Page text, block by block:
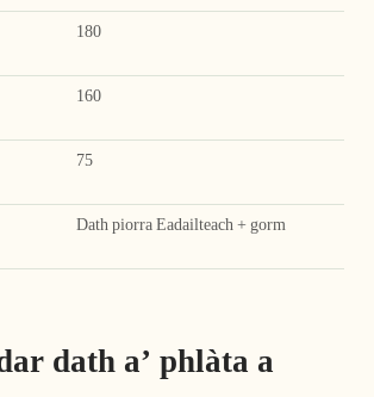
180
160
75
Dath piorra Eadailteach + gorm
dath a’ phlàta a